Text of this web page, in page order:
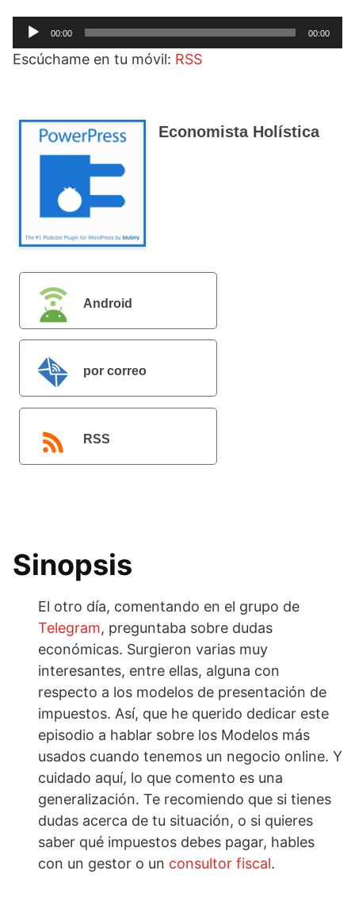
Reproductor
audio
00:00 00:00
Escúchame en tu móvil: RSS
Economista Holística
Android
por correo
electrónico
RSS
Sinopsis
El otro día, comentando en el grupo de
Telegram, preguntaba sobre dudas
económicas. Surgieron varias muy
interesantes, entre ellas, alguna con
respecto a los modelos de presentación de
impuestos. Así, que he querido dedicar este
episodio a hablar sobre los Modelos más
usados cuando tenemos un negocio online. Y
cuidado aquí, lo que comento es una
generalización. Te recomiendo que si tienes
dudas acerca de tu situación, o si quieres
saber qué impuestos debes pagar, hables
con un gestor o un consultor fiscal.